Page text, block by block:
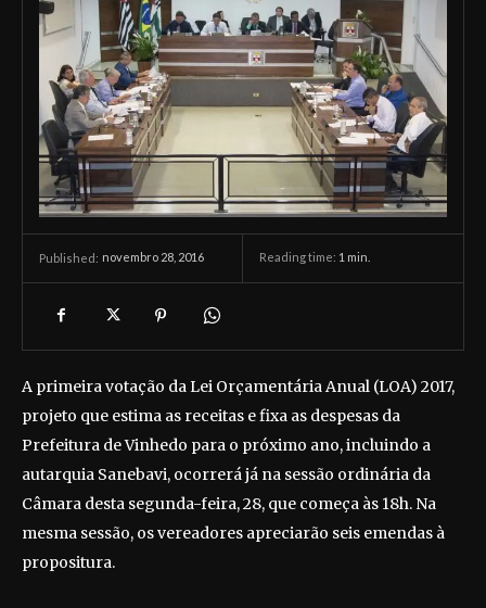
Published: novembro 28, 2016 Reading time: 1 min.
A primeira votação da Lei Orçamentária Anual (LOA) 2017,
projeto que estima as receitas e fixa as despesas da
Prefeitura de Vinhedo para o próximo ano, incluindo a
autarquia Sanebavi, ocorrerá já na sessão ordinária da
Câmara desta segunda-feira, 28, que começa às 18h. Na
mesma sessão, os vereadores apreciarão seis emendas à
propositura.